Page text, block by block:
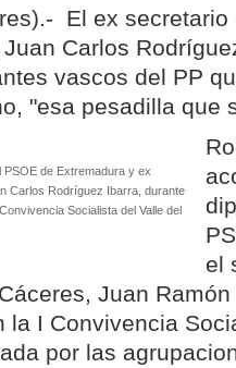
El ex secretario
Carlos
vascos del PP
"esa pesadilla que
de Extremadura y ex
Carlos Rodríguez Ibarra, durante
Socialista del Valle del
el
Juan
la I Convivencia
por las